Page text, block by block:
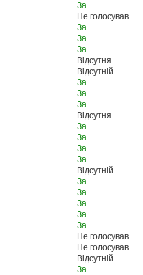
За
Не голосував
За
За
За
Відсутня
Відсутній
За
За
За
Відсутня
За
За
За
За
Відсутній
За
За
За
За
За
Не голосував
Не голосував
Відсутній
За